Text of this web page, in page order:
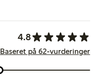
4.8
Baseret på 62-vurderinger